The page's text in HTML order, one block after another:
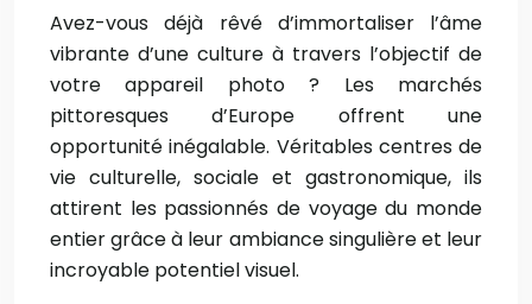
Avez-vous déjà rêvé d’immortaliser l’âme
vibrante d’une culture à travers l’objectif de
votre appareil photo ? Les marchés
pittoresques d’Europe offrent une
opportunité inégalable. Véritables centres de
vie culturelle, sociale et gastronomique, ils
attirent les passionnés de voyage du monde
entier grâce à leur ambiance singulière et leur
incroyable potentiel visuel.